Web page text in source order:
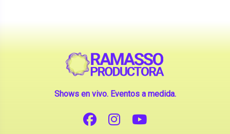
Shows en vivo. Eventos a medida.